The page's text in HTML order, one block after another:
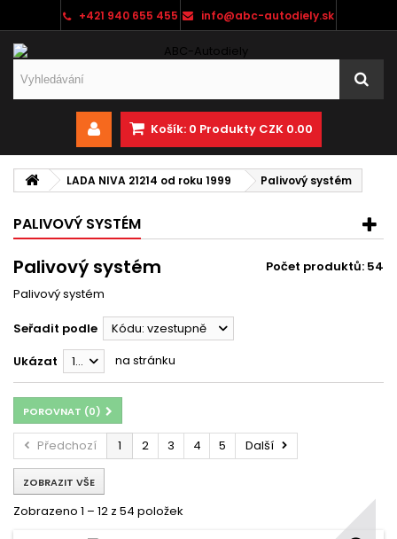
+421 940 655 455 info@abc-autodiely.sk
Košík: 0 Produkty CZK 0.00
LADA NIVA 21214 od roku 1999 Palivový systém
PALIVOVÝ SYSTÉM
Palivový systém
Počet produktů: 54
Palivový systém
Seřadit podle
Kódu: vzestupně
Ukázat
12 na stránku
POROVNAT (0)
Předchozí 1 2 3 4 5 Další
ZOBRAZIT VŠE
Zobrazeno 1 – 12 z 54 položek